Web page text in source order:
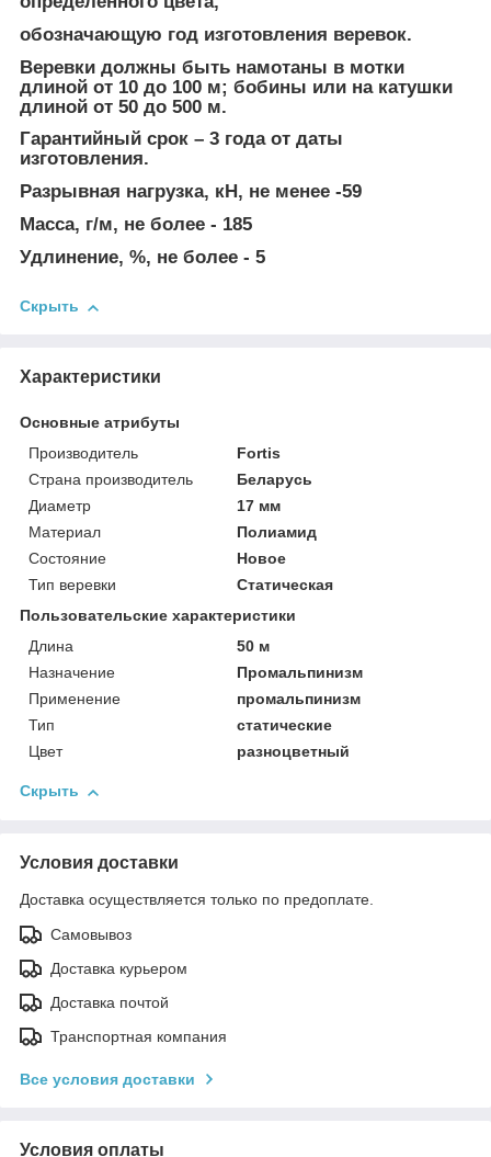
обозначающую год изготовления веревок.
Веревки должны быть намотаны в мотки
длиной от 10 до 100 м; бобины или на катушки
длиной от 50 до 500 м.
Гарантийный срок – 3 года от даты
изготовления.
Разрывная нагрузка, кН, не менее -59
Масса, г/м, не более - 185
Удлинение, %, не более - 5
Скрыть
Характеристики
Основные атрибуты
Производитель
Fortis
Страна производитель
Беларусь
Диаметр
17 мм
Материал
Полиамид
Состояние
Новое
Тип веревки
Статическая
Пользовательские характеристики
Длина
50 м
Назначение
Промальпинизм
Применение
промальпинизм
Тип
статические
Цвет
разноцветный
Скрыть
Условия доставки
Доставка осуществляется только по предоплате.
Самовывоз
Доставка курьером
Доставка почтой
Транспортная компания
Все условия доставки
Условия оплаты